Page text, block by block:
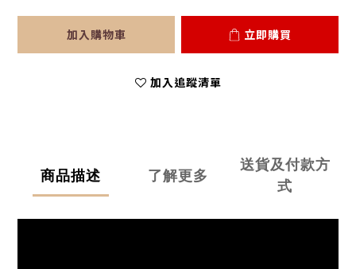
加入購物車 立即購買
加入追蹤清單
商品描述 了解更多
送貨及付款方
式